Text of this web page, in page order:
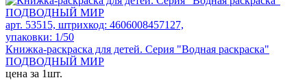
арт. 53515, штрихкод: 4606008457127,
упаковки: 1/50
Книжка-раскраска для детей. Серия "Водная раскраска"
ПОДВОДНЫЙ МИР
цена за 1шт.